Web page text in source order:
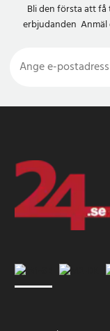
Bli den första att få
erbjudanden Anmäl